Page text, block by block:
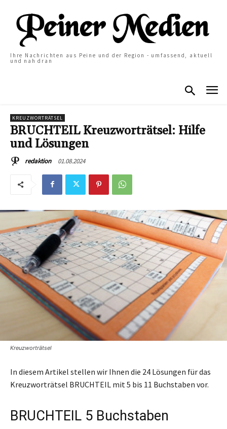
Ihre Nachrichten aus Peine und der Region - umfassend, aktuell
und nah dran
KREUZWORTRÄTSEL
BRUCHTEIL Kreuzworträtsel: Hilfe
und Lösungen
redaktion 01.08.2024
Kreuzworträtsel
In diesem Artikel stellen wir Ihnen die 24 Lösungen für das
Kreuzworträtsel BRUCHTEIL mit 5 bis 11 Buchstaben vor.
BRUCHTEIL 5 Buchstaben